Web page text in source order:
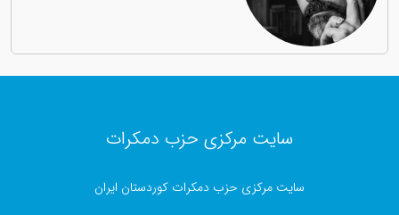
سایت مرکزی حزب دمکرات
سایت مرکزی حزب دمکرات کوردستان ایران